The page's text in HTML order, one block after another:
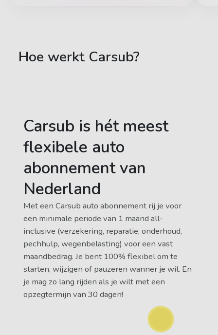
Hoe werkt Carsub?
Carsub is hét meest
flexibele auto
abonnement van
Nederland
Met een Carsub auto abonnement rij je voor
een minimale periode van 1 maand all-
inclusive (verzekering, reparatie, onderhoud,
pechhulp, wegenbelasting) voor een vast
maandbedrag. Je bent 100% flexibel om te
starten, wijzigen of pauzeren wanner je wil. En
je mag zo lang rijden als je wilt met een
opzegtermijn van 30 dagen!